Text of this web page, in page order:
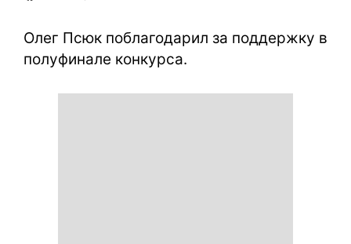
Олег Псюк поблагодарил за поддержку в
полуфинале конкурса.